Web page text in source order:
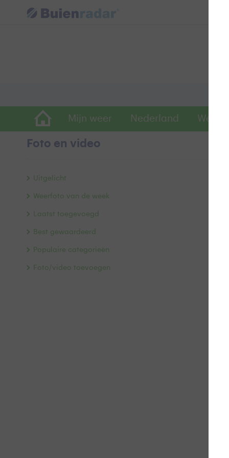
Mijn weer Nederland
Foto en video
Uitgelicht
Weerfoto van de week
Laatst toegevoegd
Best gewaardeerd
Populaire categorieën
Foto/video toevoegen